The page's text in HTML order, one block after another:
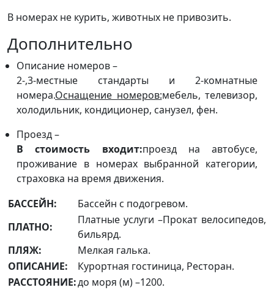
В номерах не курить, животных не привозить.
Дополнительно
Описание номеров –
2-,3-местные стандарты и 2-комнатные
номера.Оснащение номеров:мебель, телевизор,
холодильник, кондиционер, санузел, фен.
Проезд –
В стоимость входит:проезд на автобусе,
проживание в номерах выбранной категории,
страховка на время движения.
БАССЕЙН:
Бассейн с подогревом.
ПЛАТНО:
Платные услуги –Прокат велосипедов,
бильярд.
ПЛЯЖ:
Мелкая галька.
ОПИСАНИЕ:
Курортная гостиница, Ресторан.
РАССТОЯНИЕ:до моря (м) –1200.